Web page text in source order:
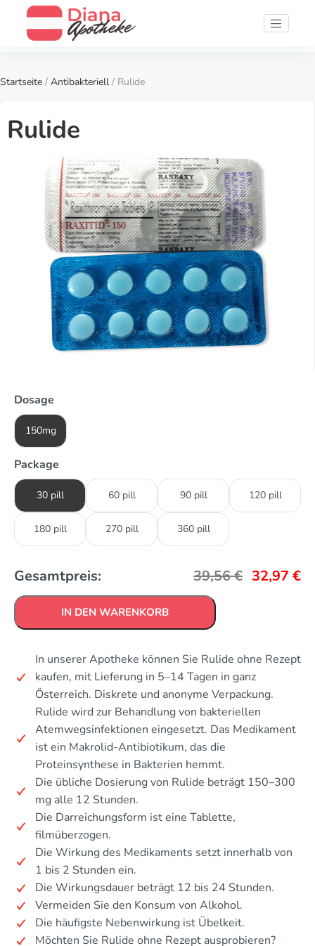
Startseite / Antibakteriell / Rulide
Rulide
Dosage
150mg
Package
30 pill 60 pill 90 pill 120 pill
180 pill 270 pill 360 pill
Gesamtpreis: 39,56€ 32,97 €
IN DEN WARENKORB
In unserer Apotheke können Sie Rulide ohne Rezept
kaufen, mit Lieferung in 5–14 Tagen in ganz
Österreich. Diskrete und anonyme Verpackung.
Rulide wird zur Behandlung von bakteriellen
Atemwegsinfektionen eingesetzt. Das Medikament
ist ein Makrolid-Antibiotikum, das die
Proteinsynthese in Bakterien hemmt.
Die übliche Dosierung von Rulide beträgt 150–300
mg alle 12 Stunden.
Die Darreichungsform ist eine Tablette,
filmüberzogen.
Die Wirkung des Medikaments setzt innerhalb von
1 bis 2 Stunden ein.
Die Wirkungsdauer beträgt 12 bis 24 Stunden.
Vermeiden Sie den Konsum von Alkohol.
Die häufigste Nebenwirkung ist Übelkeit.
Möchten Sie Rulide ohne Rezept ausprobieren?